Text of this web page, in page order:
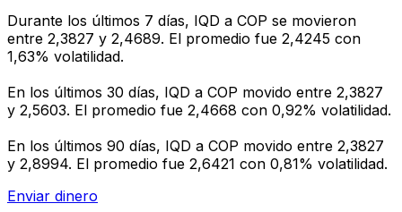
Durante los últimos 7 días, IQD a COP se movieron
entre 2,3827 y 2,4689. El promedio fue 2,4245 con
1,63% volatilidad.
En los últimos 30 días, IQD a COP movido entre 2,3827
y 2,5603. El promedio fue 2,4668 con 0,92% volatilidad.
En los últimos 90 días, IQD a COP movido entre 2,3827
y 2,8994. El promedio fue 2,6421 con 0,81% volatilidad.
Enviar dinero